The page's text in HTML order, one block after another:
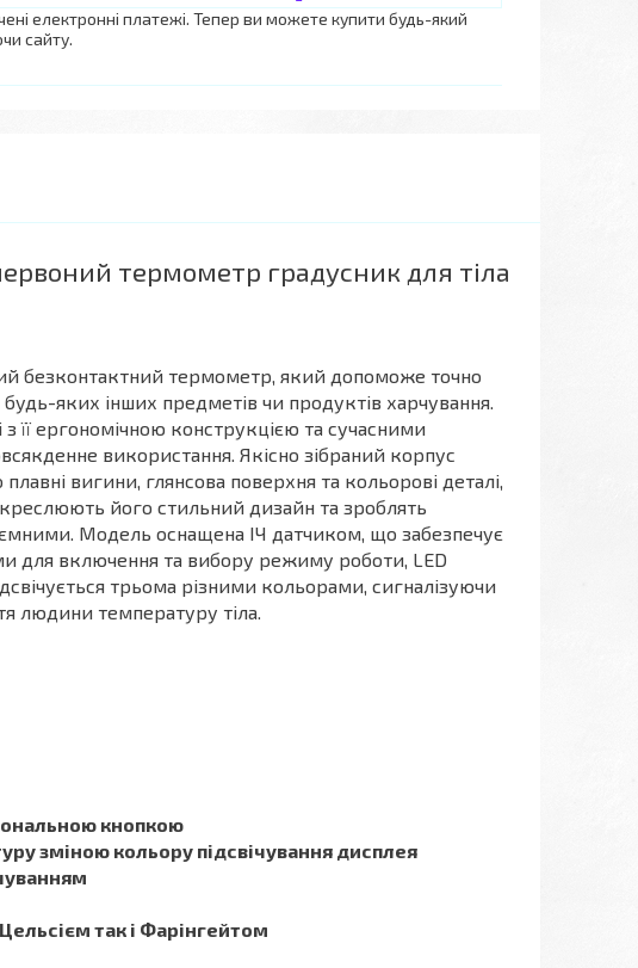
електронні платежі. Тепер ви можете купити будь-який
сайту.
термометр градусник для тіла
безконтактний термометр, який допоможе точно
яких інших предметів чи продуктів харчування.
її ергономічною конструкцією та сучасними
використання. Якісно зібраний корпус
вигини, глянсова поверхня та кольорові деталі,
його стильний дизайн та зроблять
Модель оснащена ІЧ датчиком, що забезпечує
для включення та вибору режиму роботи, LED
трьома різними кольорами, сигналізуючи
людини температуру тіла.
кнопкою
зміною кольору підсвічування дисплея
так і Фарінгейтом